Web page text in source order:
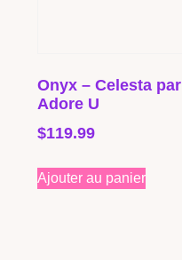
Onyx – Celesta par
Adore U
$119.99
Ajouter au panier